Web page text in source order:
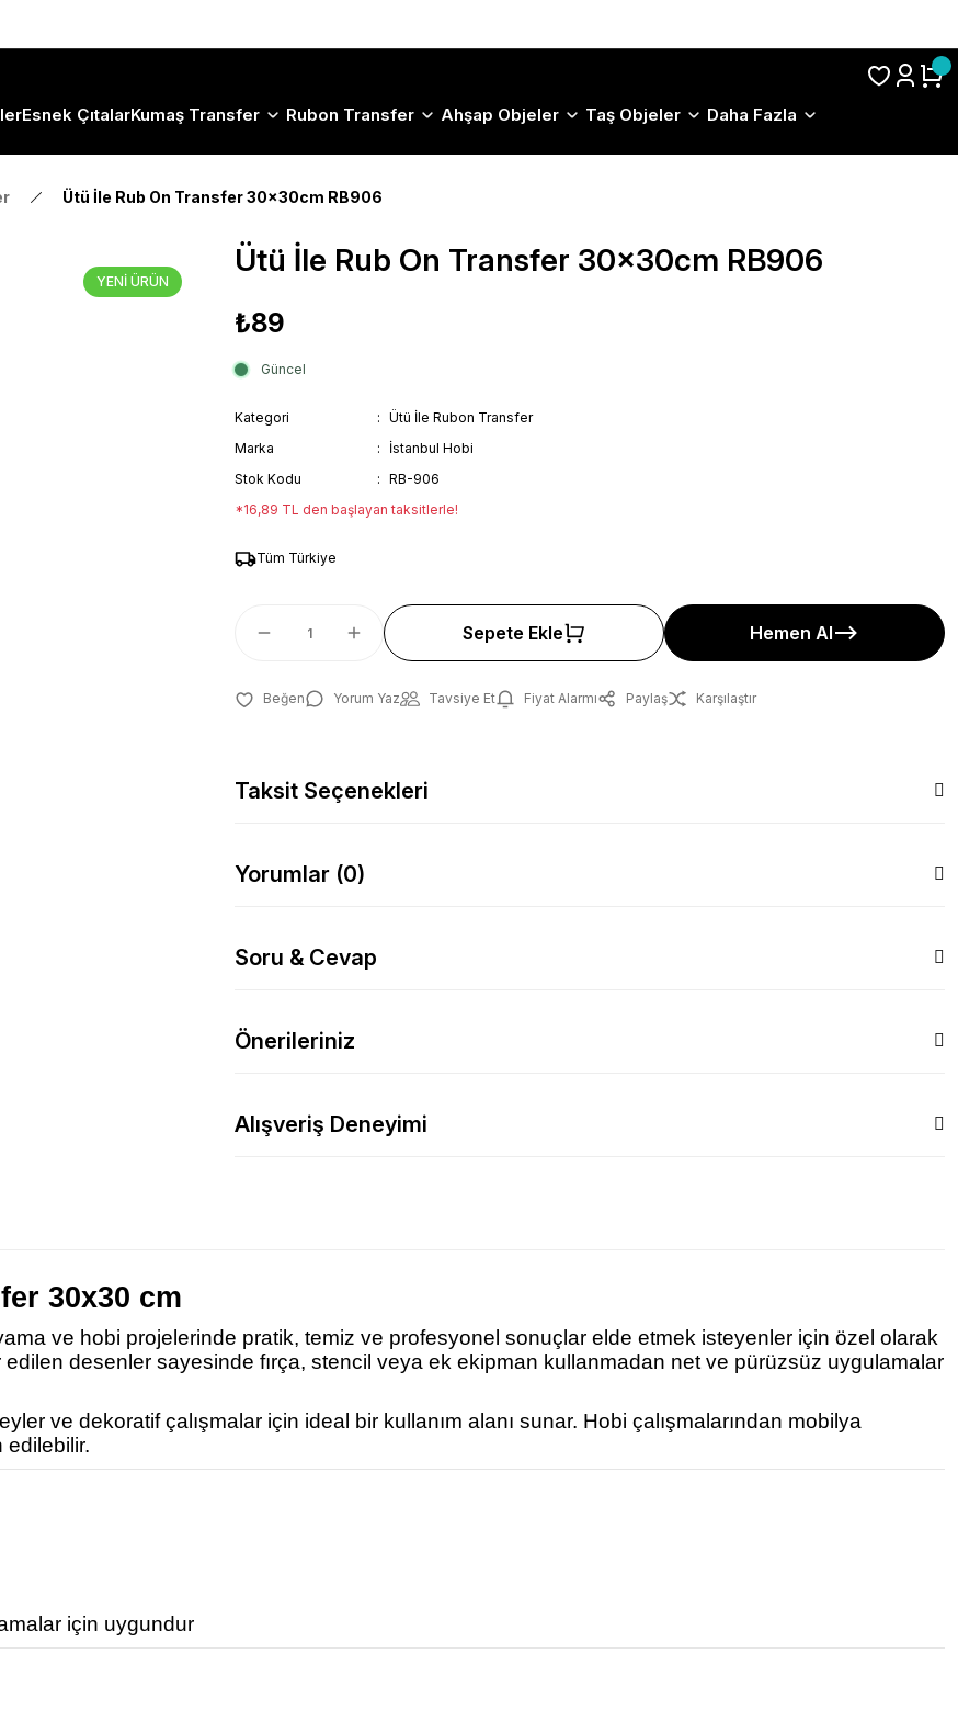
Esnek ÇıtalarKumaş Transfer Rubon Transfer Ahşap Objeler Taş Objeler Daha Fazla
Ütü İle Rub On Transfer 30x30cm RB906
YENİ ÜRÜN
Ütü İle Rub On Transfer 30x30cm RB906
₺89
Güncel
Kategori
Ütü İle Rubon Transfer
Marka
İstanbul Hobi
Stok Kodu
RB-906
*16,89 TL den başlayan taksitlerle!
Tüm Türkiye
Sepete Ekle Hemen Al
Yorum Yaz Tavsiye Et Fiyat Alarmı Paylaş Karşılaştır
Taksit Seçenekleri
Yorumlar (0)
Soru & Cevap
Önerileriniz
Alışveriş Deneyimi
30x30 cm
ve hobi projelerinde pratik, temiz ve profesyonel sonuçlar elde etmek isteyenler için özel olarak
edilen desenler sayesinde fırça, stencil veya ek ekipman kullanmadan net ve pürüzsüz uygulamalar
ve dekoratif çalışmalar için ideal bir kullanım alanı sunar. Hobi çalışmalarından mobilya
edilebilir.
için uygundur